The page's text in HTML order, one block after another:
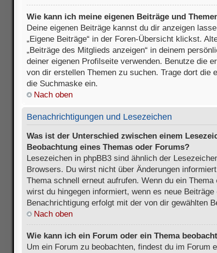
Wie kann ich meine eigenen Beiträge und
Deine eigenen Beiträge kannst du dir anzeigen
„Eigene Beiträge“ in der Foren-Übersicht klickst.
„Beiträge des Mitglieds anzeigen“ in deinem
deiner eigenen Profilseite verwenden. Benutze die
von dir erstellen Themen zu suchen. Trage dort die
die Suchmaske ein.
Nach oben
Benachrichtigungen und Lesezeichen
Was ist der Unterschied zwischen einem
Beobachtung eines Themas oder Forums?
Lesezeichen in phpBB3 sind ähnlich der
Browsers. Du wirst nicht über Änderungen
Thema schnell erneut aufrufen. Wenn du ein
wirst du hingegen informiert, wenn es neue
Benachrichtigung erfolgt mit der von dir gewählten
Nach oben
Wie kann ich ein Forum oder ein Thema
Um ein Forum zu beobachten, findest du im Forum